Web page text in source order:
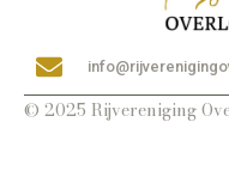
© 2025 Rijvereniging